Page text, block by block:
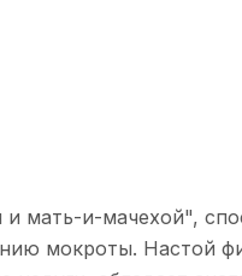
и мать-и-мачехой",
мокроты. Настой